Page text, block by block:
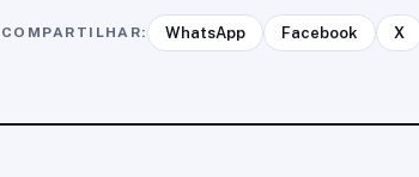
COMPARTILHAR: WhatsApp Facebook X